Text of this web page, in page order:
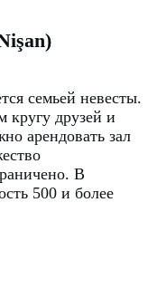
семьей невесты.
кругу друзей и
арендовать зал
В
500 и более